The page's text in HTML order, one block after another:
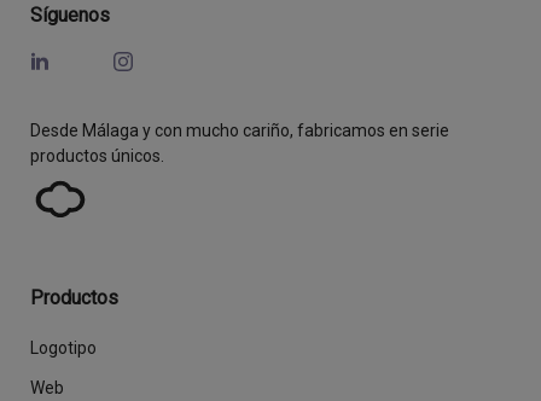
Síguenos
Desde Málaga y con mucho cariño, fabricamos en serie
productos únicos.
Productos
Logotipo
Web